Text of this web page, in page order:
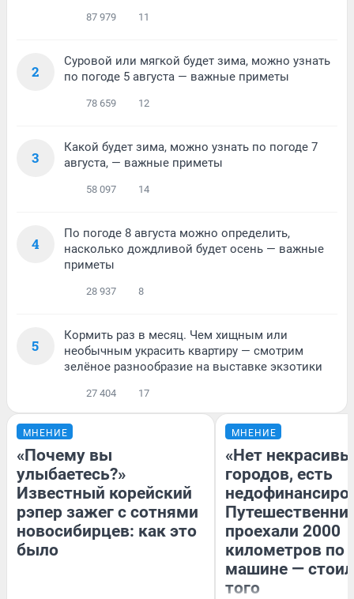
87 979 11
2
Суровой или мягкой будет зима, можно узнать
по погоде 5 августа — важные приметы
78 659 12
3
Какой будет зима, можно узнать по погоде 7
августа, — важные приметы
58 097 14
4
По погоде 8 августа можно определить,
насколько дождливой будет осень — важные
приметы
28 937 8
5
Кормить раз в месяц. Чем хищным или
необычным украсить квартиру — смотрим
зелёное разнообразие на выставке экзотики
27 404 17
МНЕНИЕ
«Почему вы
улыбаетесь?»
Известный корейский
рэпер зажег с сотнями
новосибирцев: как это
было
МНЕНИЕ
«Нет
городов, есть
проехали 2000
километров по
машине —
того